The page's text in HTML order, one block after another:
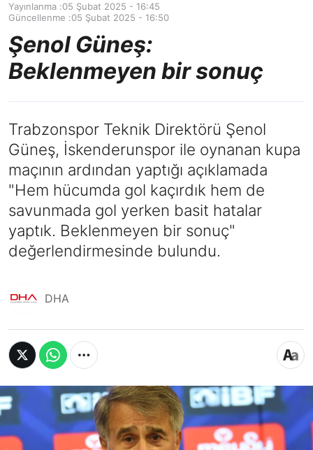
Yayınlanma :05 Şubat 2025 - 16:45
Güncellenme :05 Şubat 2025 - 16:50
Şenol Güneş:
Beklenmeyen bir sonuç
Trabzonspor Teknik Direktörü Şenol
Güneş, İskenderunspor ile oynanan kupa
maçının ardından yaptığı açıklamada
"Hem hücumda gol kaçırdık hem de
savunmada gol yerken basit hatalar
yaptık. Beklenmeyen bir sonuç"
değerlendirmesinde bulundu.
DHA